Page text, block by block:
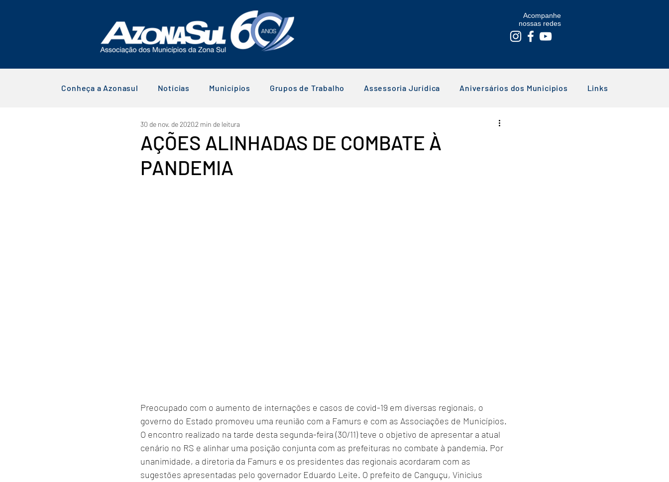
Acompanhe
nossas redes
Conheça a Azonasul Notícias Municípios Grupos de Trabalho Assessoria Jurídica Aniversários dos Municipios Links
AÇÕES ALINHADAS DE COMBATE À
PANDEMIA
30 de nov. de 20202 min de leitura
Preocupado com o aumento de internações e casos de covid-19 em diversas regionais, o
governo do Estado promoveu uma reunião com a Famurs e com as Associações de Municípios.
O encontro realizado na tarde desta segunda-feira (30/11) teve o objetivo de apresentar a atual
cenário no RS e alinhar uma posição conjunta com as prefeituras no combate à pandemia. Por
unanimidade, a diretoria da Famurs e os presidentes das regionais acordaram com as
sugestões apresentadas pelo governador Eduardo Leite. O prefeito de Canguçu, Vinicius